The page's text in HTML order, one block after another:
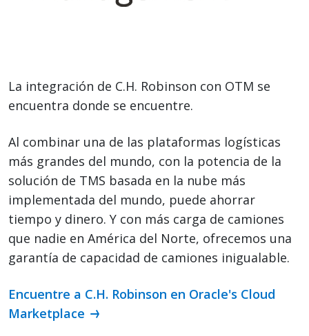
La integración de C.H. Robinson con OTM se
encuentra donde se encuentre.
Al combinar una de las plataformas logísticas
más grandes del mundo, con la potencia de la
solución de TMS basada en la nube más
implementada del mundo, puede ahorrar
tiempo y dinero. Y con más carga de camiones
que nadie en América del Norte, ofrecemos una
garantía de capacidad de camiones inigualable.
Encuentre a C.H. Robinson en Oracle's Cloud
Marketplace